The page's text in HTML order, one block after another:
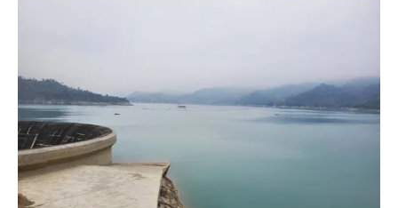
天率農委會、環保署等部會前往立法院經濟委員會，針對
「極端氣候下台灣水資源政策執行現況，及南部大旱政府
相關因應對策」報告並備質詢。